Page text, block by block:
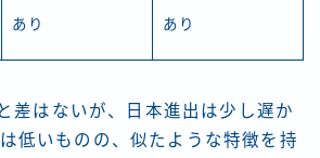
あり あり
差はないが、日本進出は少し遅か
低いものの、似たような特徴を持